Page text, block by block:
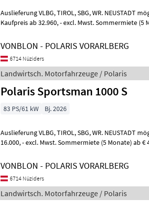
Auslieferung VLBG, TIROL, SBG, WR. NEUSTADT möglich Polaris Aktion
Kaufpreis ab 32.960, - excl. Mwst. Sommermiete (5 Monate) ab € 8.200, -
VONBLON - POLARIS VORARLBERG
6714 Nüziders
Landwirtsch. Motorfahrzeuge / Polaris
Polaris Sportsman 1000 S
83 PS/61 kW Bj. 2026
Auslieferung VLBG, TIROL, SBG, WR. NEUSTADT möglich Kaufpreis ab
16.000, - excl. Mwst. Sommermiete (5 Monate) ab € 4.000, - excl. MwSt.
VONBLON - POLARIS VORARLBERG
6714 Nüziders
Landwirtsch. Motorfahrzeuge / Polaris